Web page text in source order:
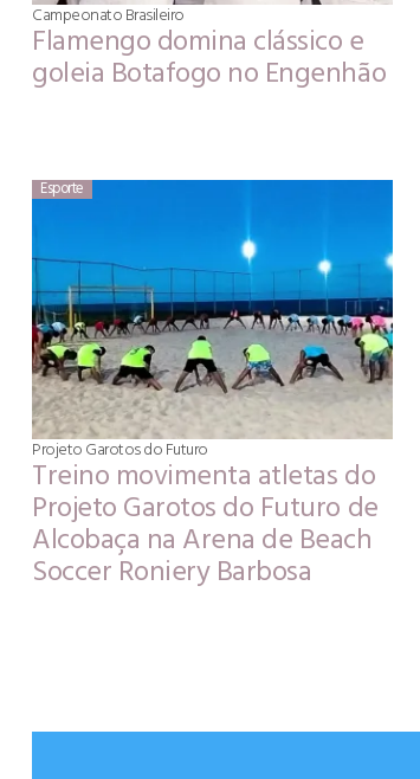
Campeonato Brasileiro
Flamengo domina clássico e
goleia Botafogo no Engenhão
Esporte
Projeto Garotos do Futuro
Treino movimenta atletas do
Projeto Garotos do Futuro de
Alcobaça na Arena de Beach
Soccer Roniery Barbosa